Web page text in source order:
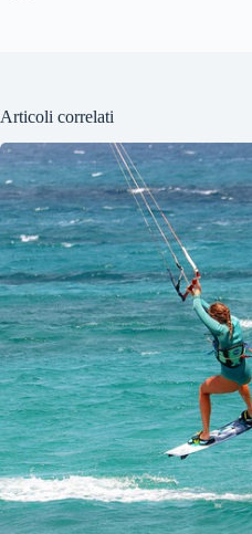
Articoli correlati